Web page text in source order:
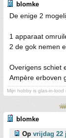
blomke
De enige 2
1 apparaat
2 de gok nemen
Overigens schiet
Ampère erboven
Mijn hobby is glas-in-
blomke
Op vrijdag 22